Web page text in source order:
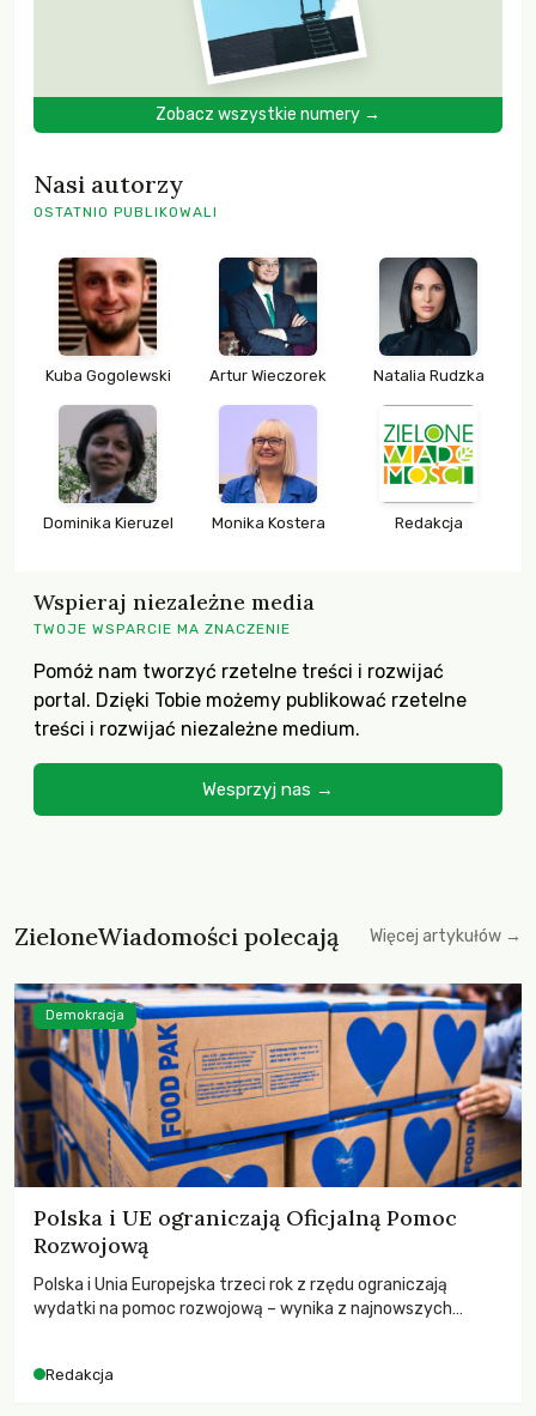
Zobacz wszystkie numery →
Nasi autorzy
OSTATNIO PUBLIKOWALI
Kuba Gogolewski Artur Wieczorek Natalia Rudzka
Dominika Kieruzel Monika Kostera Redakcja
Wspieraj niezależne media
TWOJE WSPARCIE MA ZNACZENIE
Pomóż nam tworzyć rzetelne treści i rozwijać
portal. Dzięki Tobie możemy publikować rzetelne
treści i rozwijać niezależne medium.
Wesprzyj nas →
ZieloneWiadomości polecają Więcej artykułów →
Polska i UE ograniczają Oficjalną Pomoc
Rozwojową
Polska i Unia Europejska trzeci rok z rzędu ograniczają
wydatki na pomoc rozwojową – wynika z najnowszych
odnotowano największe tąpnięcie ODA w historii. Jakie będą
Redakcja
Demokracja